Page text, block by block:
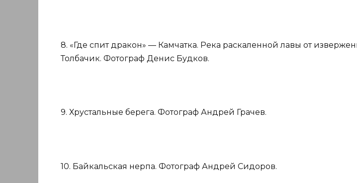
8. «Где спит дракон» — Камчатка. Река раскаленной лавы от
Толбачик. Фотограф Денис Будков.
9. Хрустальные берега. Фотограф Андрей Грачев.
10. Байкальская нерпа. Фотограф Андрей Сидоров.